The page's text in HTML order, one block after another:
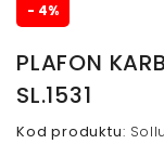
- 4%
PLAFON
SL.1531
Kod produktu: